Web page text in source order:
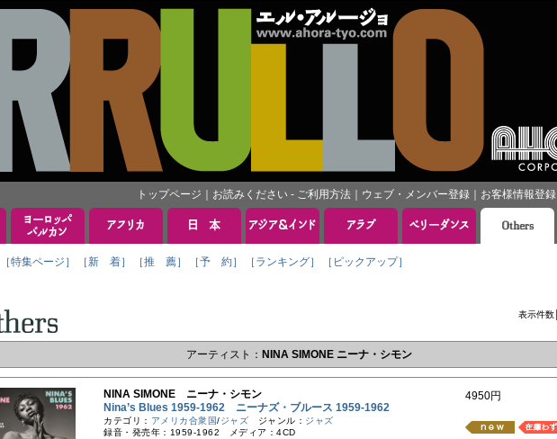
トップページ お読みください - ご利用方法 ウェブ・メンバー登録 お客様情報登録
［特集ページ］ ［新 着］ ［推 薦］ ［予 約］ ［ランキング］ ［ピックアップ］
表示件数│
アーティスト： NINA SIMONE ニーナ・シモン
NINA SIMONE ニーナ・シモン
Nina’s Blues 1959-1962 ニーナズ・ブルース 1959-1962
カテゴリ： アメリカ合衆国/ジャズ ジャンル： ジャズ
録音・発売年：1959-1962 メディア：4CD
4950円